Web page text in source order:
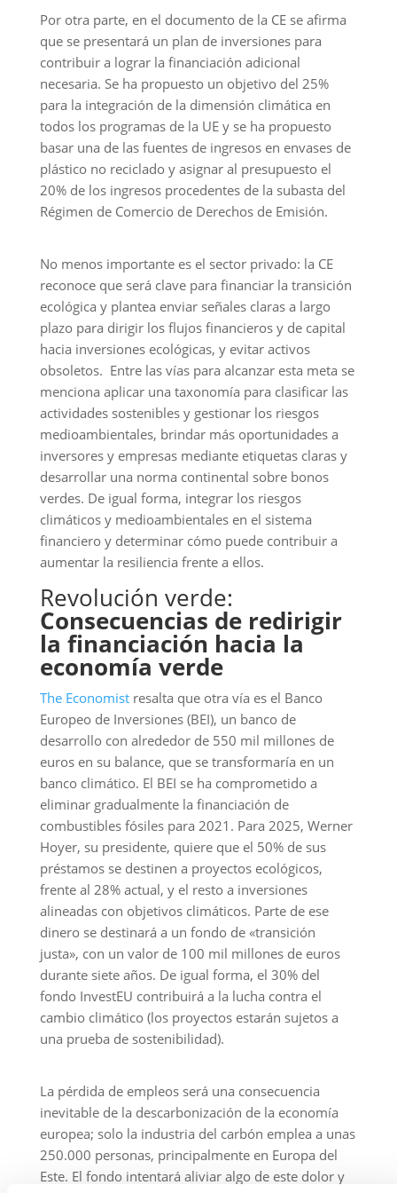
plazo para dirigir los flujos financieros y de capital
hacia inversiones ecológicas, y evitar activos
obsoletos. Entre las vías para alcanzar esta meta se
menciona aplicar una taxonomía para clasificar las
actividades sostenibles y gestionar los riesgos
medioambientales, brindar más oportunidades a
inversores y empresas mediante etiquetas claras y
desarrollar una norma continental sobre bonos
verdes. De igual forma, integrar los riesgos
climáticos y medioambientales en el sistema
Revolución verde:
Consecuencias de redirigir
la financiación hacia la
economía verde
The Economist
resalta que otra vía es el Banco
Europeo de Inversiones (BEI), un banco de
desarrollo con alrededor de 550 mil millones de
euros en su balance, que se transformaría en un
banco climático. El BEI se ha comprometido a
eliminar gradualmente la financiación de
combustibles fósiles para 2021. Para 2025, Werner
Hoyer, su presidente, quiere que el 50% de sus
préstamos se destinen a proyectos ecológicos,
alineadas con objetivos climáticos. Parte de ese
dinero se destinará a un fondo de «transición
justa», con un valor de 100 mil millones de euros
durante siete años. De igual forma, el 30% del
cambio climático (los proyectos estarán sujetos a
una prueba de sostenibilidad).
La pérdida de empleos será una consecuencia
inevitable de la descarbonización de la economía
europea; solo la industria del carbón emplea a unas
250.000 personas, principalmente en Europa del
Este. El fondo intentará aliviar algo de este dolor y
la oposición política que provoca.
Consideraciones finales
Según menciona Mariana Mazzucato en Financial
Times, la revolución verde y redirigir la financiación
hacia áreas más verdes de la economía es crucial, y
la nueva estrategia climática del BEI es un paso bien
recibido. Sin embargo, la obsesión por mantener
riesgo admitiría, por cada éxito habrá muchos
fracasos. Construir un portafolio de inversiones
verdes implica asumir mayores riesgos, pero
también asegurarse de que no solo se socialicen los
riesgos, sino también las recompensas.